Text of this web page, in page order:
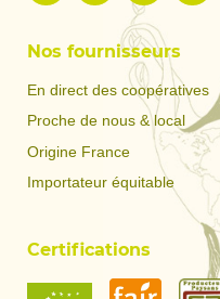
Nos fournisseurs
En direct des coopératives
Proche de nous & local
Origine France
Importateur équitable
Certifications